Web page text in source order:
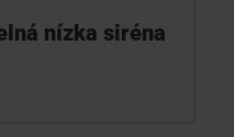
nízka siréna